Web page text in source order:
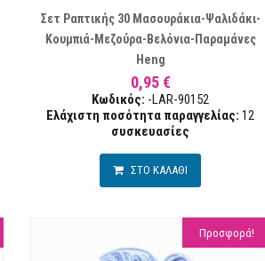
Σετ Ραπτικής 30 Μασουράκια-Ψαλιδάκι-
Κουμπιά-Μεζούρα-Βελόνια-Παραμάνες
Heng
0,95 €
Κωδικός: -LAR-90152
Ελάχιστη ποσότητα παραγγελίας: 12
συσκευασίες
ΣΤΟ ΚΑΛΑΘΙ
Προσφορά!